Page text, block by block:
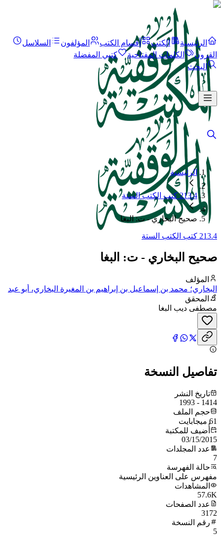
الرئيسية الكتب أقسام الكتب المؤلفون
السلاسل
القرون
الكلمات المفتاحية
كتبي المفضلة
البحث
الرئيسية
213.4 كتب الكتب الستة
صحيح البخاري - ت: البغا
213.4 كتب الكتب الستة
صحيح البخاري - ت: البغا
المؤلف
البخاري؛ محمد بن إسماعيل بن إبراهيم بن المغيرة البخاري، أبو عبد
اللهالمحقق
مصطفى ديب البغا
تفاصيل النسخة
تاريخ النشر
1414 - 1993
حجم الملف
61 ميجابايت
أُضيف للمكتبة
03/15/2015
عدد المجلدات
7
حالة الفهرسة
مفهرس على العناوين الرئيسية
المشاهدات
57.6K
عدد الصفحات
3172
رقم النسخة
5